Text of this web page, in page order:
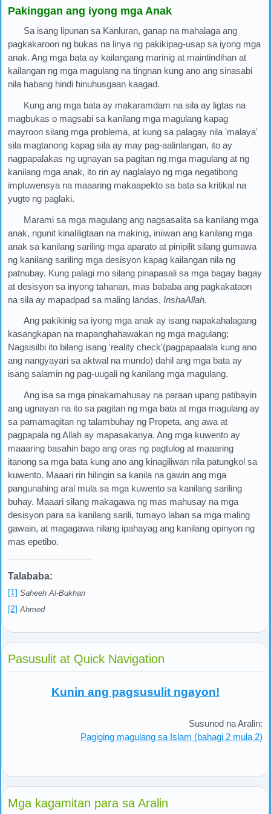
Pakinggan ang iyong mga Anak
Sa isang lipunan sa Kanluran, ganap na mahalaga ang
pagkakaroon ng bukas na linya ng pakikipag-usap sa iyong mga
anak. Ang mga bata ay kailangang marinig at maintindihan at
kailangan ng mga magulang na tingnan kung ano ang sinasabi
nila habang hindi hinuhusgaan kaagad.
Kung ang mga bata ay makaramdam na sila ay ligtas na
magbukas o magsabi sa kanilang mga magulang kapag
mayroon silang mga problema, at kung sa palagay nila 'malaya'
sila magtanong kapag sila ay may pag-aalinlangan, ito ay
nagpapalakas ng ugnayan sa pagitan ng mga magulang at ng
kanilang mga anak, ito rin ay naglalayo ng mga negatibong
impluwensya na maaaring makaapekto sa bata sa kritikal na
yugto ng paglaki.
Marami sa mga magulang ang nagsasalita sa kanilang mga
anak, ngunit kinaliligtaan na makinig, iniiwan ang kanilang mga
anak sa kanilang sariling mga aparato at pinipilit silang gumawa
ng kanilang sariling mga desisyon kapag kailangan nila ng
patnubay. Kung palagi mo silang pinapasali sa mga bagay bagay
at desisyon sa inyong tahanan, mas bababa ang pagkakataon
na sila ay mapadpad sa maling landas, InshaAllah.
Ang pakikinig sa iyong mga anak ay isang napakahalagang
kasangkapan na mapanghahawakan ng mga magulang;
Nagsisilbi ito bilang isang 'reality check'(pagpapaalala kung ano
ang nangyayari sa aktwal na mundo) dahil ang mga bata ay
isang salamin ng pag-uugali ng kanilang mga magulang.
Ang isa sa mga pinakamahusay na paraan upang patibayin
ang ugnayan na ito sa pagitan ng mga bata at mga magulang ay
sa pamamagitan ng talambuhay ng Propeta, ang awa at
pagpapala ng Allah ay mapasakanya. Ang mga kuwento ay
maaaring basahin bago ang oras ng pagtulog at maaaring
itanong sa mga bata kung ano ang kinagiliwan nila patungkol sa
kuwento. Maaari rin hilingin sa kanila na gawin ang mga
pangunahing aral mula sa mga kuwento sa kanilang sariling
buhay. Maaari silang makagawa ng mas mahusay na mga
desisyon para sa kanilang sarili, tumayo laban sa mga maling
gawain, at magagawa nilang ipahayag ang kanilang opinyon ng
mas epetibo.
Talababa:
[1] Saheeh Al-Bukhari
[2] Ahmed
Pasusulit at Quick Navigation
Kunin ang pagsusulit ngayon!
Susunod na Aralin:
Pagiging magulang sa Islam (bahagi 2 mula 2)
Mga kagamitan para sa Aralin